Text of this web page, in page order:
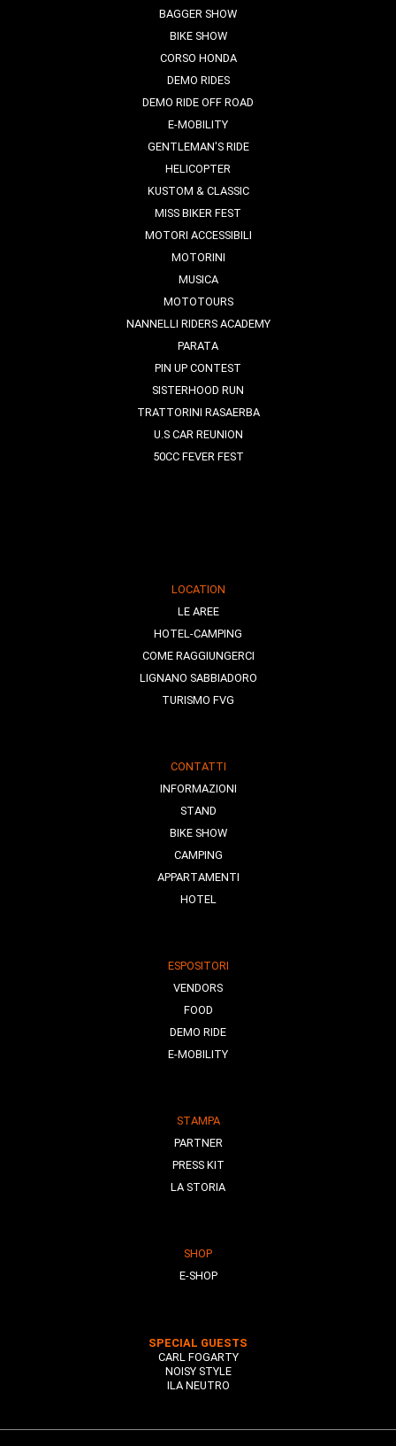
BAGGER SHOW
BIKE SHOW
CORSO HONDA
DEMO RIDES
DEMO RIDE OFF ROAD
E-MOBILITY
GENTLEMAN'S RIDE
HELICOPTER
KUSTOM & CLASSIC
MISS BIKER FEST
MOTORI ACCESSIBILI
MOTORINI
MUSICA
MOTOTOURS
NANNELLI RIDERS ACADEMY
PARATA
PIN UP CONTEST
SISTERHOOD RUN
TRATTORINI RASAERBA
U.S CAR REUNION
50CC FEVER FEST
LOCATION
LE AREE
HOTEL-CAMPING
COME RAGGIUNGERCI
LIGNANO SABBIADORO
TURISMO FVG
CONTATTI
INFORMAZIONI
STAND
BIKE SHOW
CAMPING
APPARTAMENTI
HOTEL
ESPOSITORI
VENDORS
FOOD
DEMO RIDE
E-MOBILITY
STAMPA
PARTNER
PRESS KIT
LA STORIA
SHOP
E-SHOP
SPECIAL GUESTS
CARL FOGARTY
NOISY STYLE
ILA NEUTRO